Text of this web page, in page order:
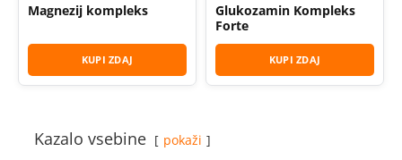
Magnezij kompleks
KUPI ZDAJ
Glukozamin Kompleks
Forte
KUPI ZDAJ
Kazalo vsebine pokaži